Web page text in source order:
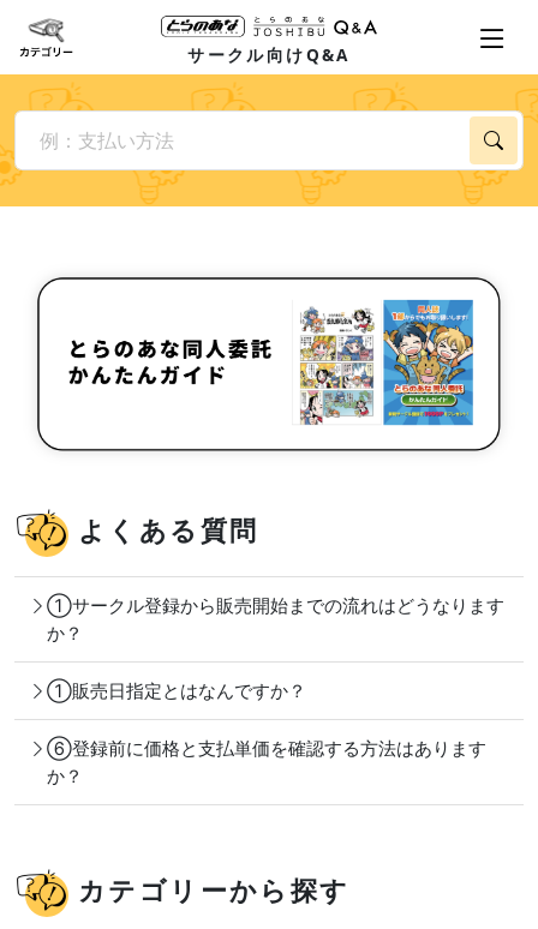
サークル向けQ&A
よくある質問
①サークル登録から販売開始までの流れはどうなります
か？
①販売日指定とはなんですか？
⑥登録前に価格と支払単価を確認する方法はあります
か？
カテゴリーから探す